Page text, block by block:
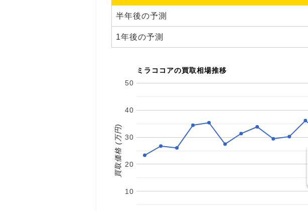
半年後の予測
1年後の予測
ミラココアの買取相場推移
10
20
30
40
50
買取価格 (万円)